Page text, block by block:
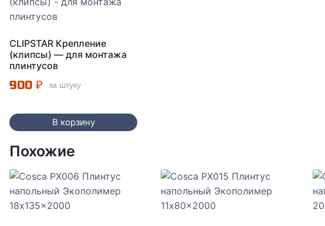
CLIPSTAR Крепление
(клипсы) — для монтажа
плинтусов
900 ₽ за штуку
В корзину
Похожие